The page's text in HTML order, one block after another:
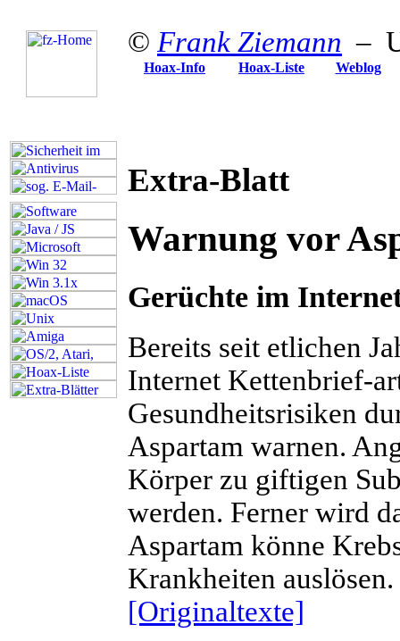
© Frank Ziemann –
Hoax-Info Hoax-Liste Weblog
Extra-Blatt
Warnung vor
Gerüchte im
Bereits seit etlichen
Internet Kettenbrief-
Gesundheitsrisiken
Aspartam warnen.
Körper zu giftigen
werden. Ferner wird
Aspartam könne
Krankheiten auslösen.
[Originaltexte]